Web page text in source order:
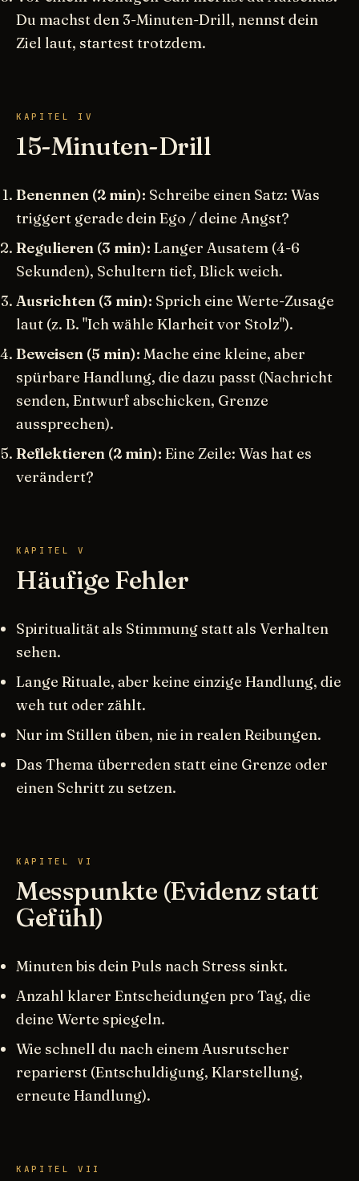
Du machst den 3-Minuten-Drill, nennst dein
Ziel laut, startest trotzdem.
KAPITEL IV
15-Minuten-Drill
Benennen (2 min): Schreibe einen Satz: Was
triggert gerade dein Ego / deine Angst?
Regulieren (3 min): Langer Ausatem (4-6
Sekunden), Schultern tief, Blick weich.
Ausrichten (3 min): Sprich eine Werte-Zusage
laut (z. B. "Ich wähle Klarheit vor Stolz").
Beweisen (5 min): Mache eine kleine, aber
spürbare Handlung, die dazu passt (Nachricht
senden, Entwurf abschicken, Grenze
aussprechen).
Reflektieren (2 min): Eine Zeile: Was hat es
verändert?
KAPITEL V
Häufige Fehler
Spiritualität als Stimmung statt als Verhalten
sehen.
Lange Rituale, aber keine einzige Handlung, die
weh tut oder zählt.
Nur im Stillen üben, nie in realen Reibungen.
Das Thema überreden statt eine Grenze oder
einen Schritt zu setzen.
KAPITEL VI
Messpunkte (Evidenz statt
Gefühl)
Minuten bis dein Puls nach Stress sinkt.
Anzahl klarer Entscheidungen pro Tag, die
deine Werte spiegeln.
Wie schnell du nach einem Ausrutscher
reparierst (Entschuldigung, Klarstellung,
erneute Handlung).
KAPITEL VII